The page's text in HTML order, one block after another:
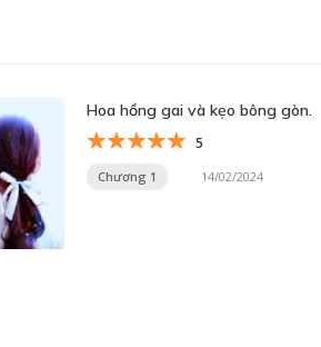
Hoa hồng gai và kẹo bông gòn.
5
Chương 1 14/02/2024